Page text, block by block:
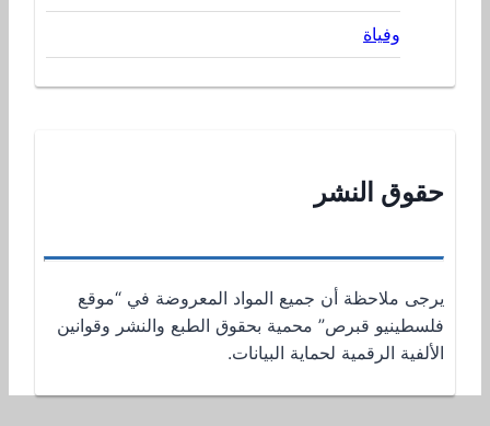
وفياة
حقوق النشر
يرجى ملاحظة أن جميع المواد المعروضة في “موقع
فلسطينيو قبرص” محمية بحقوق الطبع والنشر وقوانين
الألفية الرقمية لحماية البيانات.